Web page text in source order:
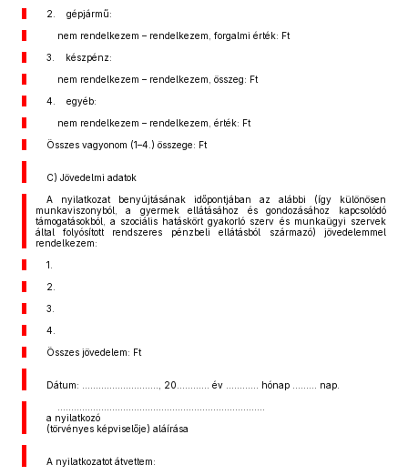
2. gépjármű:
nem rendelkezem – rendelkezem, forgalmi érték: Ft
3. készpénz:
nem rendelkezem – rendelkezem, összeg: Ft
4. egyéb:
nem rendelkezem – rendelkezem, érték: Ft
Összes vagyonom (1–4.) összege: Ft
C) Jövedelmi adatok
A nyilatkozat benyújtásának időpontjában az alábbi (így különösen
munkaviszonyból, a gyermek ellátásához és gondozásához kapcsolódó
támogatásokból, a szociális hatáskört gyakorló szerv és munkaügyi szervek
által folyósított rendszeres pénzbeli ellátásból származó) jövedelemmel
rendelkezem:
1.
2.
3.
4.
Összes jövedelem: Ft
Dátum: ............................, 20............ év ............ hónap ......... nap.
a nyilatkozó
(törvényes képviselője) aláírása
A nyilatkozatot átvettem: